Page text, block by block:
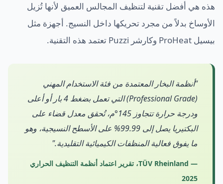
هذه هي أفضل تقنية لتنظيف المجالس العميق لأنها تُزيل
الأوساخ بدلاً من مجرد تحريكها داخل النسيج. أجهزة مثل
بيسيل ProHeat وكارشر Puzzi تعتمد هذه التقنية.
"أنظمة البخار المعتمدة من فئة الاستخدام المهني
(Professional Grade) التي تعمل بضغط 4 بار أو أعلى
ودرجة حرارة تتجاوز 145°م، تُحقق معدل قضاء على
البكتيريا يصل إلى 99.99% على الأسطح النسيجية، وهو
ما يفوق فعالية المنظفات الكيميائية التقليدية."
— TÜV Rheinland، تقرير اعتماد أنظمة التنظيف الحراري
2025